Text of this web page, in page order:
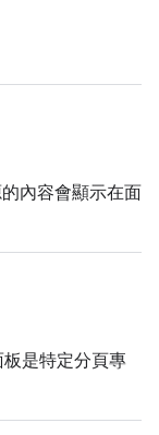
內容會顯示在面
是特定分頁專